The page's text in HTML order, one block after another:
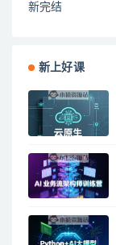
新完结
新上好课